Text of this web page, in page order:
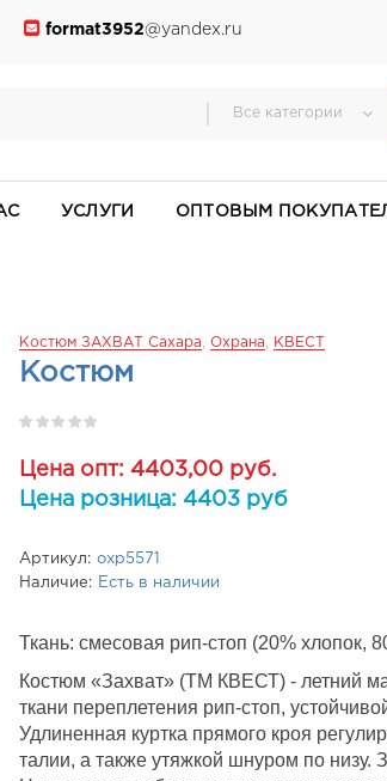
format3952@yandex.ru
Все категории
УСЛУГИ ОПТОВЫМ
Костюм ЗАХВАТ Сахара Охрана КВЕСТ
Костюм
Цена опт: 4403,00 руб.
Цена розница: 4403 руб
Артикул: охр5571
Наличие:
Есть в наличии
Ткань: смесовая рип-стоп (20% хлопок,
Костюм «Захват» (ТМ КВЕСТ) - летний
ткани переплетения рип-стоп,
Удлиненная куртка прямого кроя
талии, а также утяжкой шнуром по низу.